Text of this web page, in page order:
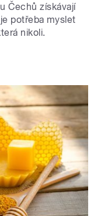
Čechů získávají
potřeba myslet
nikoli.